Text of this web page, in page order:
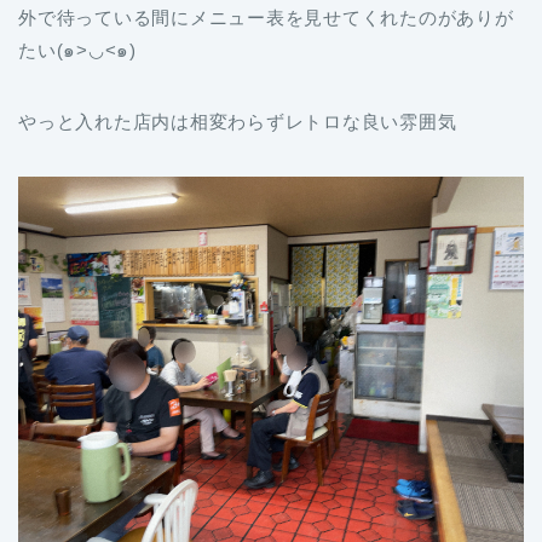
外で待っている間にメニュー表を見せてくれたのがありが
たい(๑>◡<๑)
やっと入れた店内は相変わらずレトロな良い雰囲気